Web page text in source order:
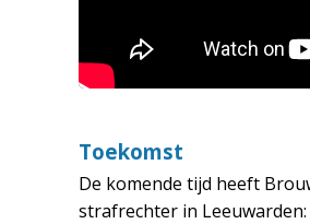
Toekomst
De komende tijd heeft
strafrechter in